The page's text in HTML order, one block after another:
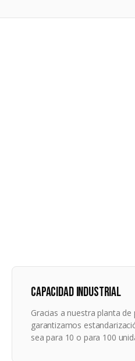
CAPACIDAD INDUSTRIAL
Gracias a nuestra planta
garantizamos
sea para 10 o para 100